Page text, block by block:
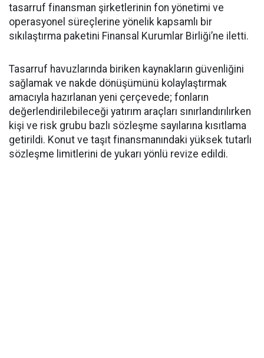
tasarruf finansman şirketlerinin fon yönetimi ve
operasyonel süreçlerine yönelik kapsamlı bir
sıkılaştırma paketini Finansal Kurumlar Birliği’ne iletti.
Tasarruf havuzlarında biriken kaynakların güvenliğini
sağlamak ve nakde dönüşümünü kolaylaştırmak
amacıyla hazırlanan yeni çerçevede; fonların
değerlendirilebileceği yatırım araçları sınırlandırılırken
kişi ve risk grubu bazlı sözleşme sayılarına kısıtlama
getirildi. Konut ve taşıt finansmanındaki yüksek tutarlı
sözleşme limitlerini de yukarı yönlü revize edildi.